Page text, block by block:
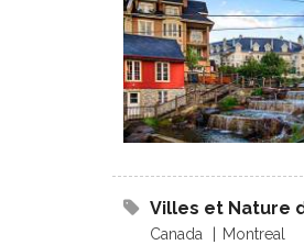
Villes et Nature
Canada Montreal